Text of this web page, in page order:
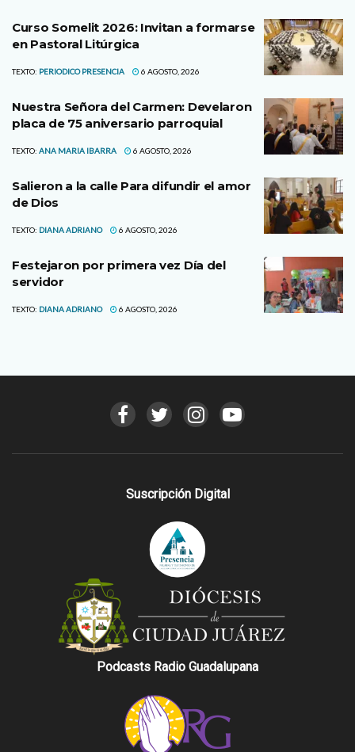
Curso Somelit 2026: Invitan a formarse
en Pastoral Litúrgica
TEXTO: PERIODICO PRESENCIA 6 AGOSTO, 2026
Nuestra Señora del Carmen: Develaron
placa de 75 aniversario parroquial
TEXTO: ANA MARIA IBARRA 6 AGOSTO, 2026
Salieron a la calle Para difundir el amor
de Dios
TEXTO: DIANA ADRIANO 6 AGOSTO, 2026
Festejaron por primera vez Día del
servidor
TEXTO: DIANA ADRIANO 6 AGOSTO, 2026
Suscripción Digital
Podcasts Radio Guadalupana